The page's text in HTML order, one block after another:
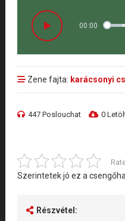
00:00
Zene fajta: karácsonyi
447 Poslouchat 0
Szerintetek jó ez a
Részvétel: